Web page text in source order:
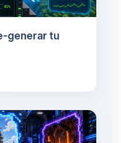
generar tu